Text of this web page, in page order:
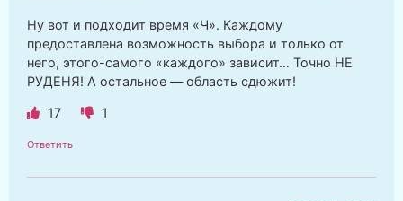
Ну вот и подходит время «Ч». Каждому
предоставлена возможность выбора и только от
него, этого-самого «каждого» зависит… Точно НЕ
РУДЕНЯ! А остальное — область сдюжит!
17 1
Ответить